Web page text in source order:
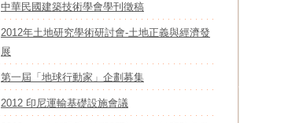
中華民國建築技術學會學刊徵稿
2012年土地研究學術研討會-土地正義與經濟發
展
第一屆「地球行動家」企劃募集
2012 印尼運輸基礎設施會議